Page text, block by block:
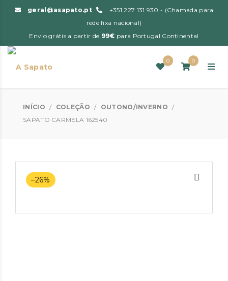
geral@asapato.pt
+351 227 131 930 - (Chamada para
rede fixa nacional)
Envio grátis a partir de 99€ para Portugal Continental
0 0
INÍCIO / COLEÇÃO / OUTONO/INVERNO
/
SAPATO CARMELA 162540
–26%